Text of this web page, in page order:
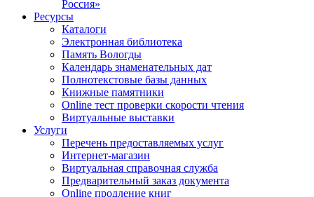
Россия»
Ресурсы
Каталоги
Электронная библиотека
Память Вологды
Календарь знаменательных дат
Полнотекстовые базы данных
Книжные памятники
Online тест проверки скорости чтения
Виртуальные выставки
Услуги
Перечень предоставляемых услуг
Интернет-магазин
Виртуальная справочная служба
Предварительный заказ документа
Online продление книг